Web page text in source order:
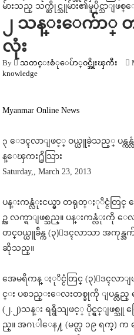
မ်ားသည္ သက္ဆိုင္သူမ်ား၏မူပိုင္သာျ
၂ သန္းေက်ာ္ တ
လုံး
By သတင္းစံုေပ်ာ္၀င္အိုးၾကီး
knowledge
Myanmar Online News
၃ ေဒၚလာျဖင့္ ဝယ္ယူခဲ့သည့္ ပန္က
န္ေၾကး႐ွိသြား
Saturday,, March 23, 2013
ပန္းကန္လံုးငယ္မွာ တရုတ္ႏုိင္ငံတြင္
ဥ္က လက္ရာျဖစ္သည္။ ပန္းကန္လံုးကို
တင္ဝယ္ယူခ်ိန္က (၃)ေဒၚလာသာ အကု
ဆိုသည္။
အေမရိကန္ ႏုိင္ငံတြင္ (၃)ေဒၚလ
င္း ပစၥည္းေလးတစ္ခုကို ျပန္လည္
(၂.၂)သန္း ရရွိသျဖင့္ ပိုင္ရွင္ျဖစ္သူ
ည္။ အဂၤါေန႔ (မတ္လ ၁၉ ရက္)